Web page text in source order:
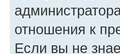
отношения к
Если вы не